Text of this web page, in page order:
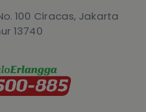
100 Ciracas, Jakarta
13740